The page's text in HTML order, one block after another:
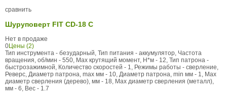
сравнить
Шуруповерт FIT CD-18 C
Нет в продаже
0Цены (2)
Тип инструмента - безударный, Тип питания - аккумулятор, Частота
вращения, об/мин - 550, Max крутящий момент, Н*м - 12, Тип патрона -
быстрозажимной, Количество скоростей - 1, Режимы работы - сверление,
Реверс, Диаметр патрона, max мм - 10, Диаметр патрона, min мм - 1, Max
диаметр сверления (дерево), мм - 18, Max диаметр сверления (металл),
мм - 6, Вес - 1.7